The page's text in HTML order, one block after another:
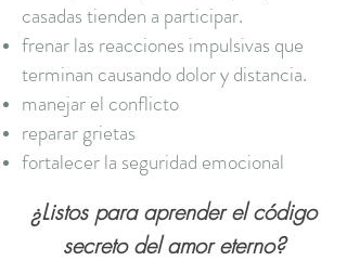
casadas tienden a participar.
frenar las reacciones impulsivas que
terminan causando dolor y distancia.
manejar el conflicto
reparar grietas
fortalecer la seguridad emocional​
¿Listos para aprender el código
secreto del amor eterno?